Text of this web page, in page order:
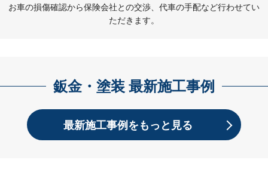
お車の損傷確認から保険会社との交渉、代車の手配など行わせてい
ただきます。
鈑金・塗装 最新施工事例
最新施工事例をもっと見る